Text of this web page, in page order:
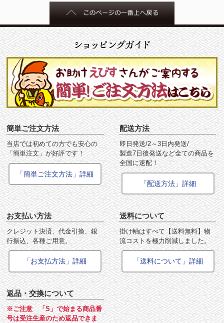
簡単ご注文方法
当店では初めての方でも安心の
「簡単注文」が好評です！
「簡単ご注文方法」詳細
配送方法
即日発送/2～3日内発送/
製造7日後発送など全ての商品を
全国に速配！
「配送方法」詳細
お支払い方法
クレジット決済、代金引換、銀
行振込、各種ご用意。
「お支払方法」詳細
送料について
掛け軸はすべて【送料無料】物
流コストを極力削減しました。
「送料について」詳細
返品・交換について
※ご注意 「S」で始まる商品番
号は受注生産のため返品できま